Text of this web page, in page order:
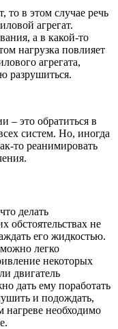
то в этом случае речь
агрегат.
а в какой-то
нагрузка повлияет
агрегата,
разрушиться.
– это обратиться в
систем. Но, иногда
то реанимировать
делать
обстоятельствах не
его жидкостью.
легко
некоторых
двигатель
дать ему поработать
и подождать,
нагреве необходимо